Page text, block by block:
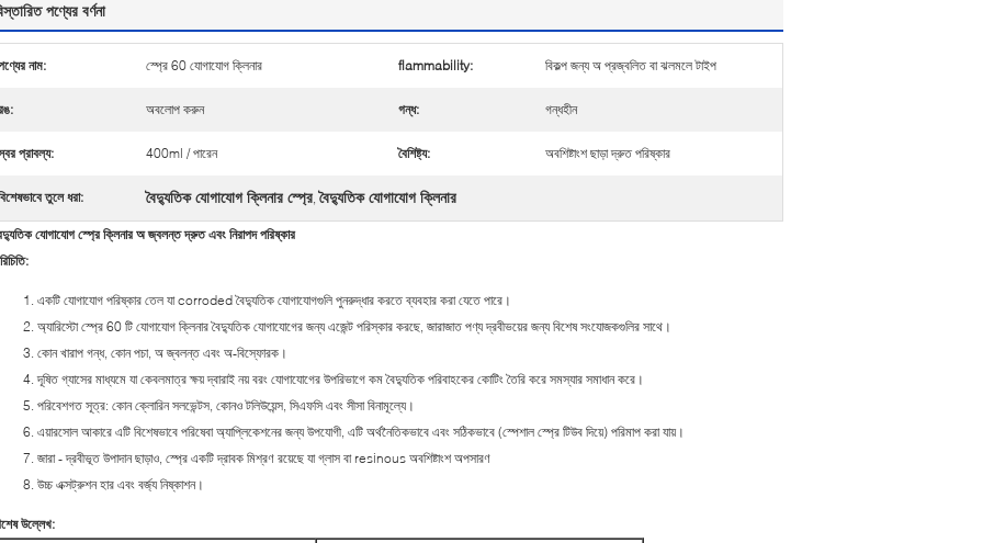
পণ্যের বর্ণনা
নাম: স্প্রে 60 যোগাযোগ ক্লিনার flammability: বিকল্প জন্য অ প্রজ্বলিত বা ঝলমলে টাইপ
অবলোপ করুন গন্ধ: গন্ধহীন
প্রাবল্য: 400ml / পারেন বৈশিষ্ট্য: অবশিষ্টাংশ ছাড়া দ্রুত পরিষ্কার
তুলে ধরা: বৈদ্যুতিক যোগাযোগ ক্লিনার স্প্রে,বৈদ্যুতিক যোগাযোগ ক্লিনার
যোগাযোগ স্প্রে ক্লিনার অ জ্বলন্ত দ্রুত এবং নিরাপদ পরিষ্কার
একটি যোগাযোগ পরিষ্কার তেল যা corroded বৈদ্যুতিক যোগাযোগগুলি পুনরুদ্ধার করতে ব্যবহার করা যেতে পারে।
অ্যারিস্টো স্প্রে 60 টি যোগাযোগ ক্লিনার বৈদ্যুতিক যোগাযোগের জন্য এজেন্ট পরিস্কার করছে, জারাজাত পণ্য দ্রবীভয়ের জন্য বিশেষ সংযোজকগুলির সাথে।
কোন খারাপ গন্ধ, কোন পচা, অ জ্বলন্ত এবং অ-বিস্ফোরক।
দূষিত গ্যাসের মাধ্যমে যা কেবলমাত্র ক্ষয় দ্বারাই নয় বরং যোগাযোগের উপরিভাগে কম বৈদ্যুতিক পরিবাহকের কোটিং তৈরি করে সমস্যার সমাধান করে।
পরিবেশগত সূত্র: কোন ক্লোরিন সলভেন্টস, কোনও টলিউয়েন্স, সিএফসি এবং সীসা বিনামূল্যে।
এয়ারসোল আকারে এটি বিশেষভাবে পরিষেবা অ্যাপ্লিকেশনের জন্য উপযোগী, এটি অর্থনৈতিকভাবে এবং সঠিকভাবে (স্পেশাল স্প্রে টিউব দিয়ে) পরিমাপ করা যায়।
জারা - দ্রবীভূত উপাদান ছাড়াও, স্প্রে একটি দ্রাবক মিশ্রণ রয়েছে যা গ্লাস বা resinous অবশিষ্টাংশ অপসারণ
উচ্চ এক্সট্রুশন হার এবং বর্জ্য নিষ্কাশন।
উল্লেখ: